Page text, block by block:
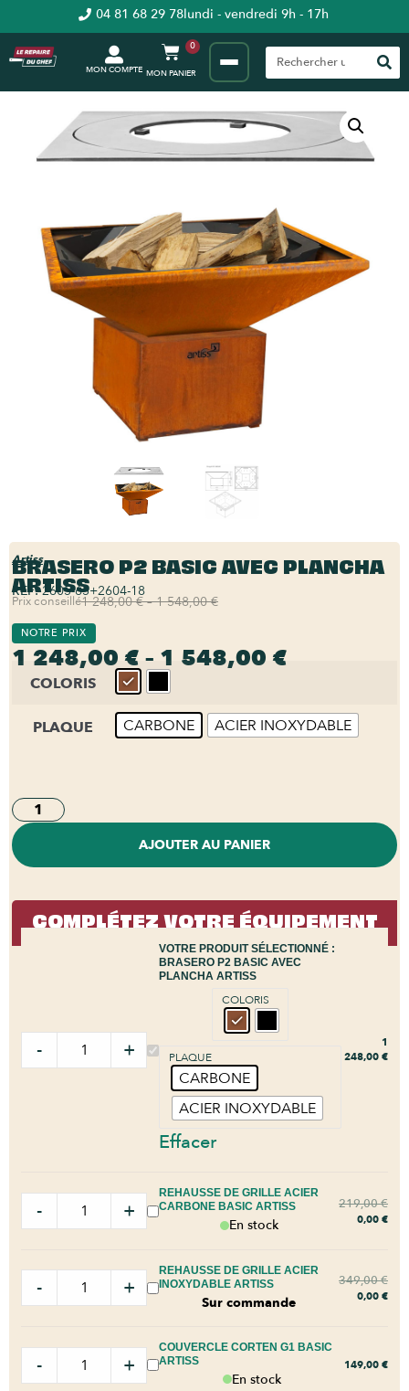
04 81 68 29 78lundi - vendredi 9h - 17h
MON COMPTE
0
Artiss
BRASERO P2 BASIC AVEC PLANCHA
ARTISS
REF:2605-65+2604-18
Prix conseillé1 248,00 € – 1 548,00 €
NOTRE PRIX
1 248,00 € – 1 548,00 €
COLORIS
PLAQUE CARBONE ACIER INOXYDABLE
AJOUTER AU PANIER
COMPLÉTEZ VOTRE ÉQUIPEMENT
VOTRE PRODUIT SÉLECTIONNÉ :
BRASERO P2 BASIC AVEC
PLANCHA ARTISS
COLORIS
PLAQUE
CARBONE
ACIER INOXYDABLE
Effacer
- +
1
248,00 €
REHAUSSE DE GRILLE ACIER
CARBONE BASIC ARTISS
En stock
- + 219,00€
0,00 €
REHAUSSE DE GRILLE ACIER
INOXYDABLE ARTISS
Sur commande
- + 349,00€
0,00 €
COUVERCLE CORTEN G1 BASIC
ARTISS
En stock
- + 149,00 €